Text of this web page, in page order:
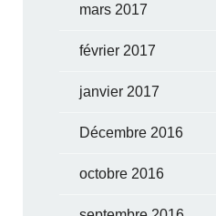
mars 2017
février 2017
janvier 2017
Décembre 2016
octobre 2016